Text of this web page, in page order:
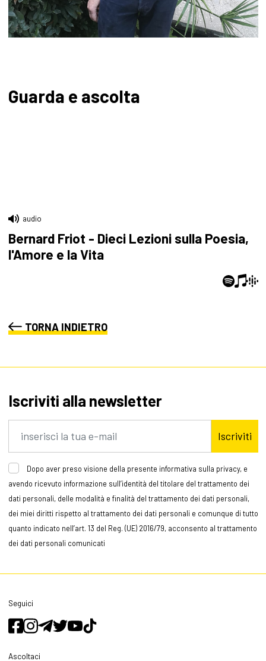
Guarda e ascolta
audio
Bernard Friot - Dieci Lezioni sulla Poesia,
l'Amore e la Vita
TORNA INDIETRO
Iscriviti alla newsletter
Iscriviti
Dopo aver preso visione della presente informativa sulla privacy, e
avendo ricevuto informazione sull’identità del titolare del trattamento dei
dati personali, delle modalità e finalità del trattamento dei dati personali,
dei miei diritti rispetto al trattamento dei dati personali e comunque di tutto
quanto indicato nell’art. 13 del Reg. (UE) 2016/79, acconsento al trattamento
dei dati personali comunicati
Seguici
Ascoltaci